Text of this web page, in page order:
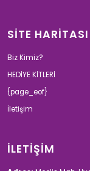
SİTE HARİTASI
Biz Kimiz?
HEDİYE KİTLERİ
{page_eof}
İletişim
İLETİŞİM